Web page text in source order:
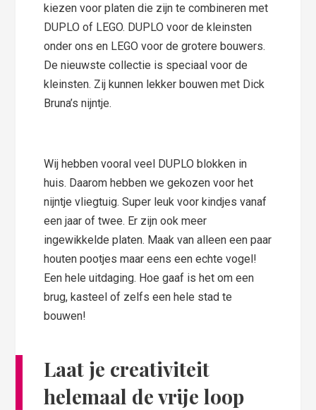
kiezen voor platen die zijn te combineren met
DUPLO of LEGO. DUPLO voor de kleinsten
onder ons en LEGO voor de grotere bouwers.
De nieuwste collectie is speciaal voor de
kleinsten. Zij kunnen lekker bouwen met Dick
Bruna’s nijntje.
Wij hebben vooral veel DUPLO blokken in
huis. Daarom hebben we gekozen voor het
nijntje vliegtuig. Super leuk voor kindjes vanaf
een jaar of twee. Er zijn ook meer
ingewikkelde platen. Maak van alleen een paar
houten pootjes maar eens een echte vogel!
Een hele uitdaging. Hoe gaaf is het om een
brug, kasteel of zelfs een hele stad te
bouwen!
Laat je creativiteit
helemaal de vrije loop